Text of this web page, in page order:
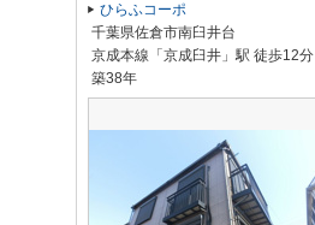
ひらふコーポ
千葉県佐倉市南臼井台
京成本線「京成臼井」駅 徒歩12分
築38年